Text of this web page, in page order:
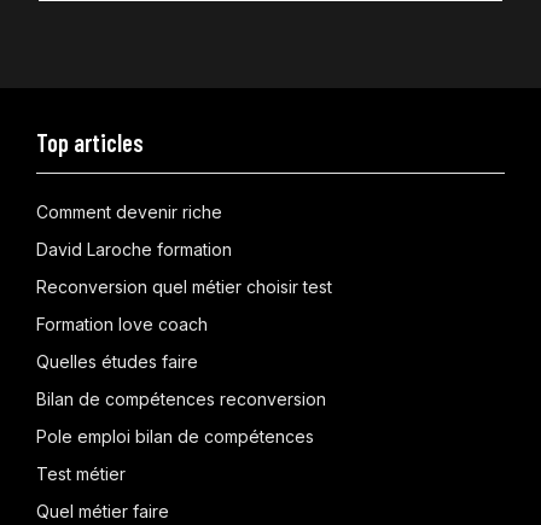
Top articles
Comment devenir riche
David Laroche formation
Reconversion quel métier choisir test
Formation love coach
Quelles études faire
Bilan de compétences reconversion
Pole emploi bilan de compétences
Test métier
Quel métier faire